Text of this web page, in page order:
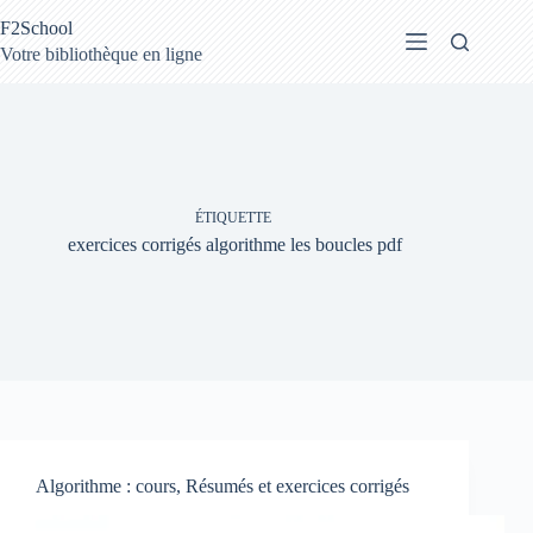
au
contenu
F2School
Votre bibliothèque en ligne
ÉTIQUETTE
exercices corrigés algorithme les boucles pdf
Algorithme : cours, Résumés et exercices corrigés